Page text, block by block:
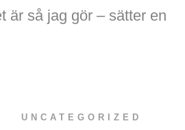
är så jag gör – sätter en
UNCATEGORIZED